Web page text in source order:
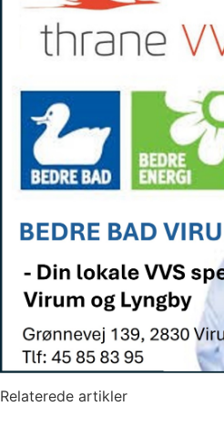
Relaterede artikler